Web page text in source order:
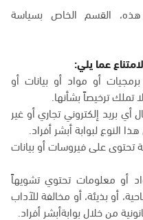
القسم الخاص بسياسة
عما يلي:
أو مواد أو بيانات أو
ترخيصاً بشأنها.
أي بريد إلكتروني تجاري أو غير
النوع لبوابة أبشر أفراد.
تحتوى على فيروسات أو بيانات
أو معلومات تحتوي تشويهاً
أو بذيئة، أو مخالفة للآداب
من خلال بوابةأبشر أفراد.